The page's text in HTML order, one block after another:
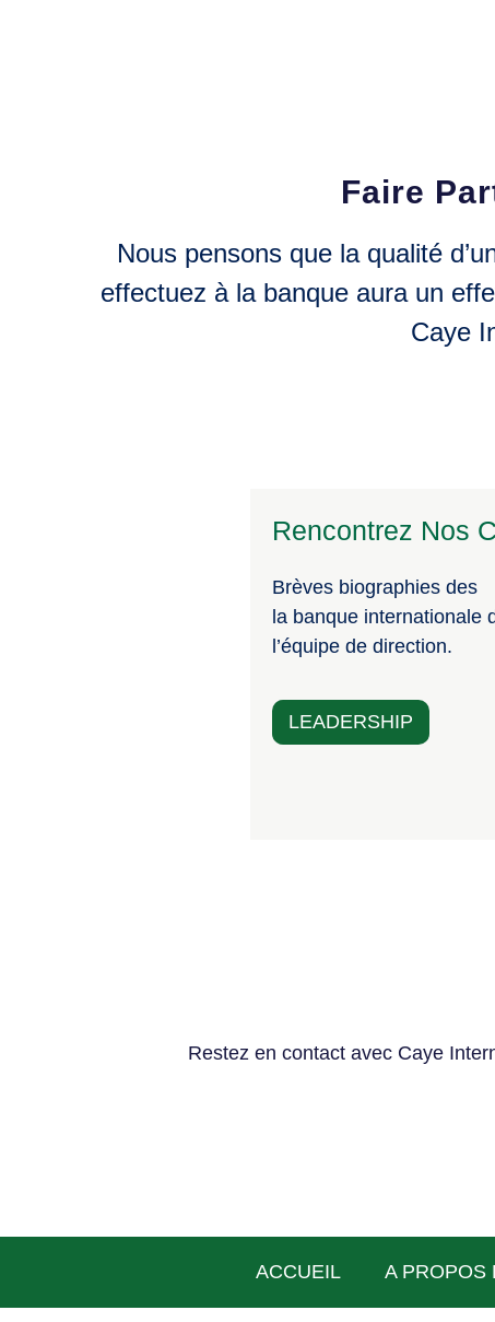
Faire
Nous pensons que la qualité
effectuez à la banque aura un
Caye
Rencontrez Nos
Brèves biographies des
la banque internationale
l’équipe de direction.
LEADERSHIP
Restez en contact avec Caye
ACCUEIL A PROPOS